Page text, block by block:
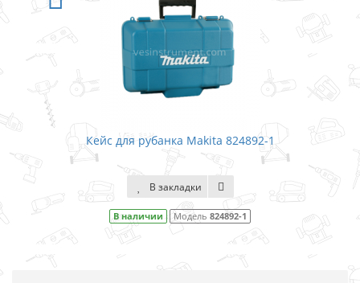
Кейс для рубанка Makita 824892-1
В закладки
В наличии Модель 824892-1